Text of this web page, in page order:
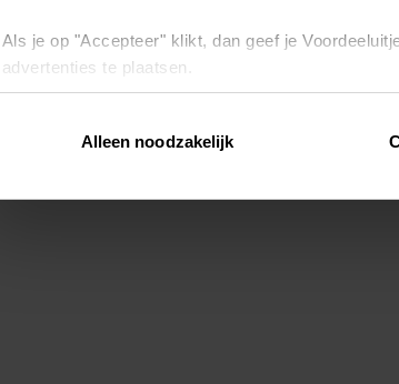
Als je op "Accepteer" klikt, dan geef je
advertenties te plaatsen.
Via "Cookie instellingen" kun je ook zelf instellen
intrekken op onscookiebeleid.
Alleen noodzakelijk